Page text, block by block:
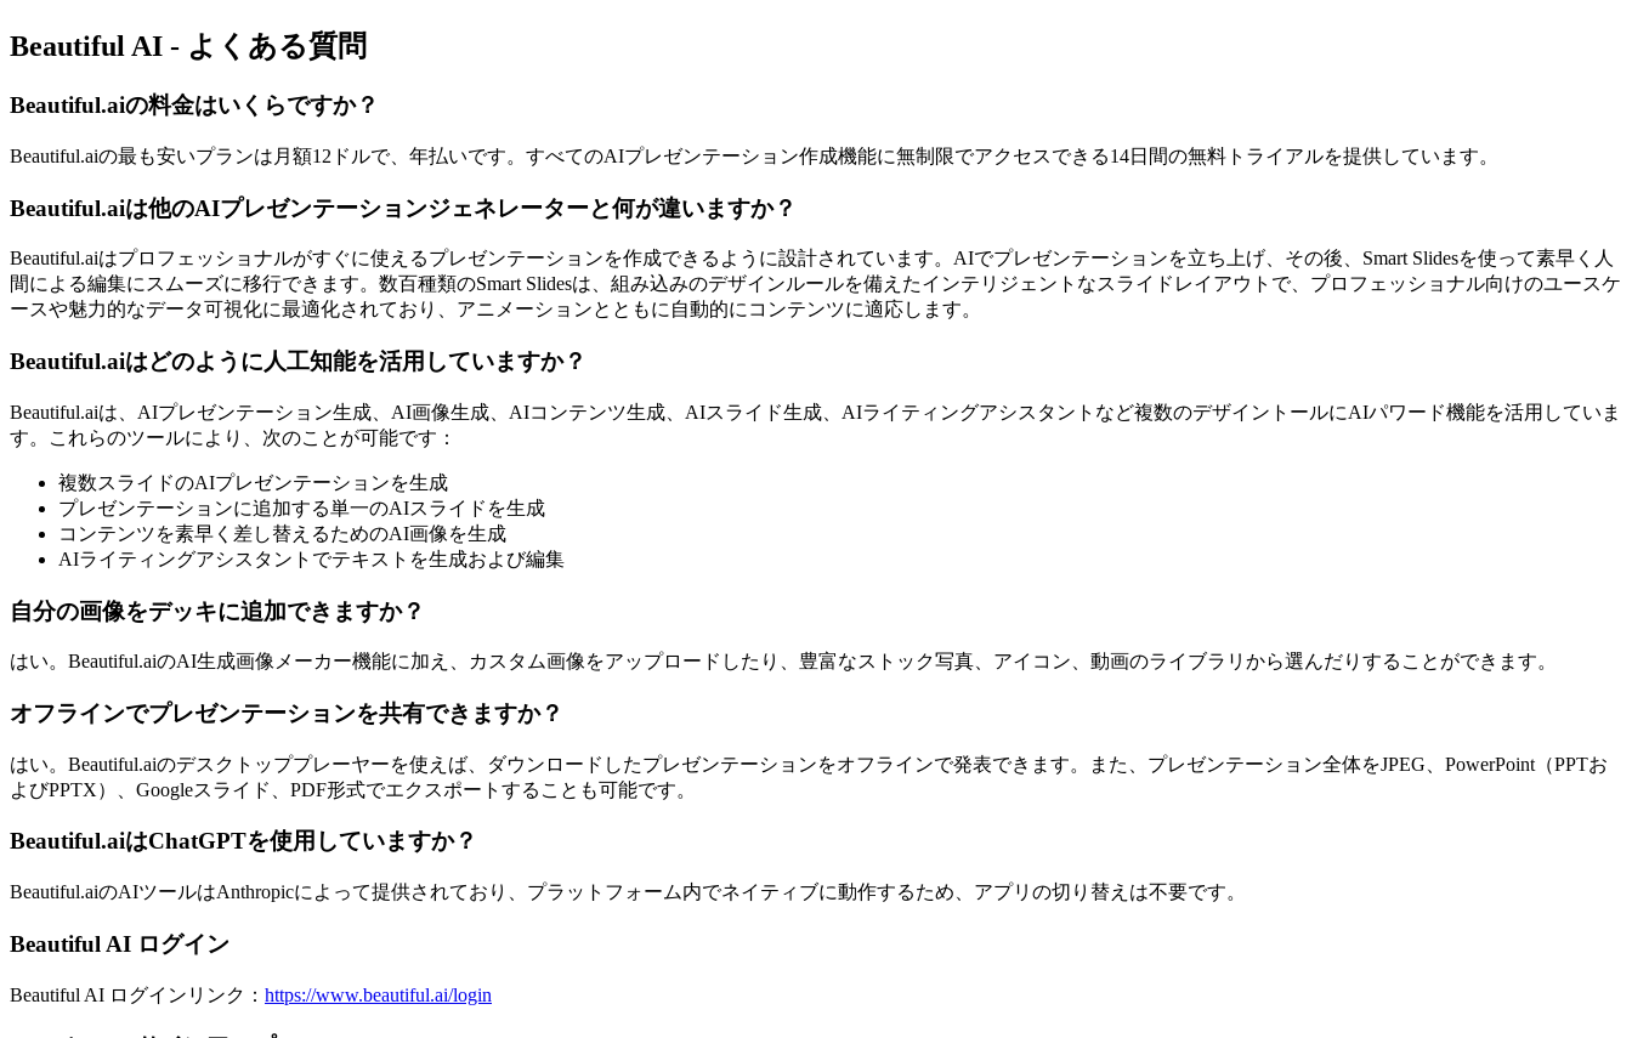
Beautiful AI - よくある質問
Beautiful.aiの料金はいくらですか？
Beautiful.aiの最も安いプランは月額12ドルで、年払いです。すべてのAIプレゼンテーション作成機能に無制限でアクセスできる14日間の無料トライアルを提供しています。
Beautiful.aiは他のAIプレゼンテーションジェネレーターと何が違いますか？
Beautiful.aiはプロフェッショナルがすぐに使えるプレゼンテーションを作成できるように設計されています。AIでプレゼンテーションを立ち上げ、その後、Smart Slidesを使って素早く人
間による編集にスムーズに移行できます。数百種類のSmart Slidesは、組み込みのデザインルールを備えたインテリジェントなスライドレイアウトで、プロフェッショナル向けのユースケ
ースや魅力的なデータ可視化に最適化されており、アニメーションとともに自動的にコンテンツに適応します。
Beautiful.aiはどのように人工知能を活用していますか？
Beautiful.aiは、AIプレゼンテーション生成、AI画像生成、AIコンテンツ生成、AIスライド生成、AIライティングアシスタントなど複数のデザイントールにAIパワード機能を活用していま
す。これらのツールにより、次のことが可能です：
複数スライドのAIプレゼンテーションを生成
プレゼンテーションに追加する単一のAIスライドを生成
コンテンツを素早く差し替えるためのAI画像を生成
AIライティングアシスタントでテキストを生成および編集
自分の画像をデッキに追加できますか？
はい。Beautiful.aiのAI生成画像メーカー機能に加え、カスタム画像をアップロードしたり、豊富なストック写真、アイコン、動画のライブラリから選んだりすることができます。
オフラインでプレゼンテーションを共有できますか？
はい。Beautiful.aiのデスクトッププレーヤーを使えば、ダウンロードしたプレゼンテーションをオフラインで発表できます。また、プレゼンテーション全体をJPEG、PowerPoint（PPTお
よびPPTX）、Googleスライド、PDF形式でエクスポートすることも可能です。
Beautiful.aiはChatGPTを使用していますか？
Beautiful.aiのAIツールはAnthropicによって提供されており、プラットフォーム内でネイティブに動作するため、アプリの切り替えは不要です。
Beautiful AI ログイン
Beautiful AI ログインリンク： https://www.beautiful.ai/login